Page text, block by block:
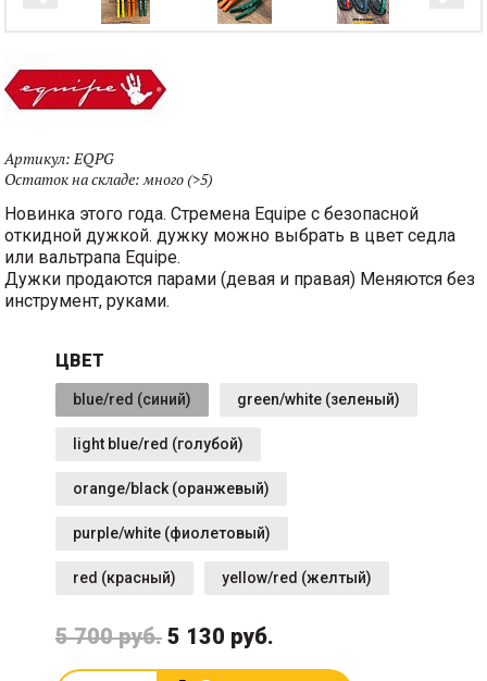
Артикул:EQPG
Остаток на складе:много (>5)
Новинка этого года. Стремена Equipe с безопасной
откидной дужкой. дужку можно выбрать в цвет седла
или вальтрапа Equipe.
Дужки продаются парами (девая и правая) Меняются без
инструмент, руками.
ЦВЕТ
blue/red (синий) green/white (зеленый)
light blue/red (голубой)
orange/black (оранжевый)
purple/white (фиолетовый)
red (красный) yellow/red (желтый)
5 700 руб. 5 130 руб.